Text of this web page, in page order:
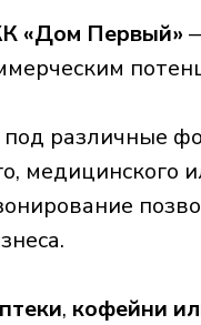
«Дом Первый»
различные
медицинского
, кофейни